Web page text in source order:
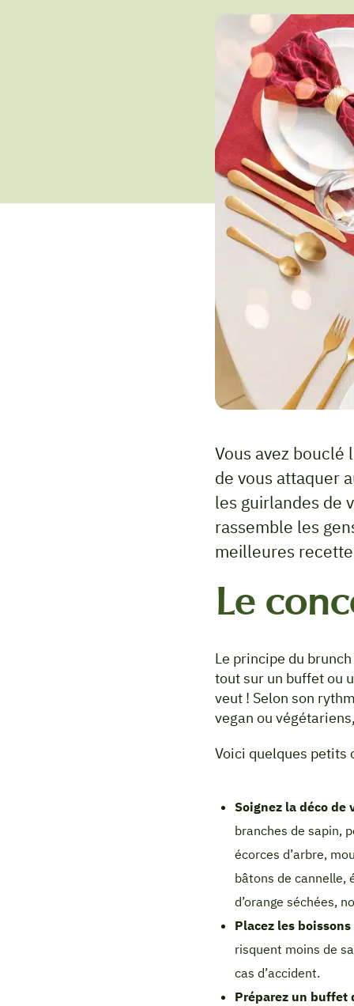
Vous avez bouclé
de vous attaquer
les guirlandes de
rassemble les
meilleures
Le
Le principe du
tout sur un buffet ou
veut ! Selon son
vegan ou
Voici quelques petits
Soignez la déco
branches de sapin,
écorces d’arbre,
bâtons de cannelle,
d’orange séchées,
Placez les
risquent moins de
cas d’accident.
Préparez un buffet